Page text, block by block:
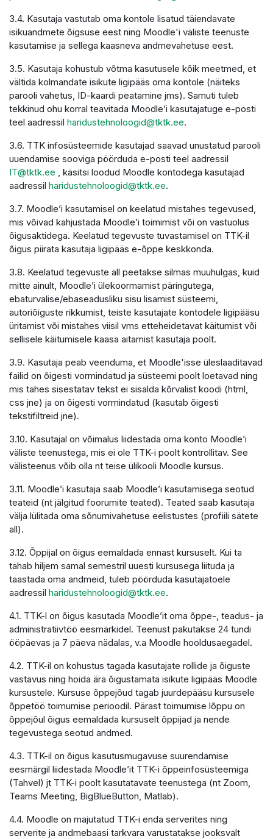
3.4. Kasutaja vastutab oma kontole lisatud täiendavate
isikuandmete õigsuse eest ning Moodle'i väliste teenuste
kasutamise ja sellega kaasneva andmevahetuse eest.
3.5. Kasutaja kohustub võtma kasutusele kõik meetmed, et
vältida kolmandate isikute ligipääs oma kontole (näiteks
parooli vahetus, ID-kaardi peatamine jms). Samuti tuleb
tekkinud ohu korral teavitada Moodle’i kasutajatuge e-posti
teel aadressil haridustehnoloogid@tktk.ee.
3.6. TTK infosüsteemide kasutajad saavad unustatud parooli
uuendamise sooviga pöörduda e-posti teel aadressil
IT@tktk.ee , käsitsi loodud Moodle kontodega kasutajad
aadressil haridustehnoloogid@tktk.ee.
3.7. Moodle’i kasutamisel on keelatud mistahes tegevused,
mis võivad kahjustada Moodle’i toimimist või on vastuolus
õigusaktidega. Keelatud tegevuste tuvastamisel on TTK-il
õigus piirata kasutaja ligipääs e-õppe keskkonda.
3.8. Keelatud tegevuste all peetakse silmas muuhulgas, kuid
mitte ainult, Moodle’i ülekoormamist päringutega,
ebaturvalise/ebaseadusliku sisu lisamist süsteemi,
autoriõiguste rikkumist, teiste kasutajate kontodele ligipääsu
üritamist või mistahes viisil vms etteheidetavat käitumist või
sellisele käitumisele kaasa aitamist kasutaja poolt.
3.9. Kasutaja peab veenduma, et Moodle'isse üleslaaditavad
failid on õigesti vormindatud ja süsteemi poolt loetavad ning
mis tahes sisestatav tekst ei sisalda kõrvalist koodi (html,
css jne) ja on õigesti vormindatud (kasutab õigesti
tekstifiltreid jne).
3.10. Kasutajal on võimalus liidestada oma konto Moodle’i
väliste teenustega, mis ei ole TTK-i poolt kontrollitav. See
välisteenus võib olla nt teise ülikooli Moodle kursus.
3.11. Moodle’i kasutaja saab Moodle’i kasutamisega seotud
teateid (nt jälgitud foorumite teated). Teated saab kasutaja
välja lülitada oma sõnumivahetuse eelistustes (profiili sätete
all).
3.12. Õppijal on õigus eemaldada ennast kursuselt. Kui ta
tahab hiljem samal semestril uuesti kursusega liituda ja
taastada oma andmeid, tuleb pöörduda kasutajatoele
aadressil haridustehnoloogid@tktk.ee.
4.1. TTK-l on õigus kasutada Moodle’it oma õppe-, teadus- ja
administratiivtöö eesmärkidel. Teenust pakutakse 24 tundi
ööpäevas ja 7 päeva nädalas, v.a Moodle hooldusaegadel.
4.2. TTK-il on kohustus tagada kasutajate rollide ja õiguste
vastavus ning hoida ära õigustamata isikute ligipääs Moodle
kursustele. Kursuse õppejõud tagab juurdepääsu kursusele
õppetöö toimumise perioodil. Pärast toimumise lõppu on
õppejõul õigus eemaldada kursuselt õppijad ja nende
tegevustega seotud andmed.
4.3. TTK-il on õigus kasutusmugavuse suurendamise
eesmärgil liidestada Moodle’it TTK-i õppeinfosüsteemiga
(Tahvel) jt TTK-i poolt kasutatavate teenustega (nt Zoom,
Teams Meeting, BigBlueButton, Matlab).
4.4. Moodle on majutatud TTK-i enda serverites ning
serverite ja andmebaasi tarkvara varustatakse jooksvalt